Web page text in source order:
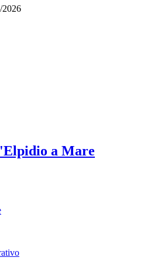
2026
a Mare